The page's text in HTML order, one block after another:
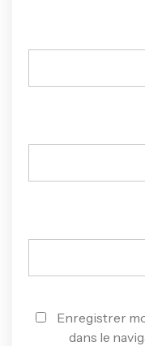
Enregistrer
dans le